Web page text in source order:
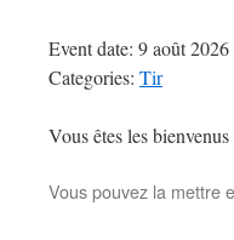
Event date: 9 août
Categories: Tir
Vous êtes les bienvenus
Vous pouvez la mettre